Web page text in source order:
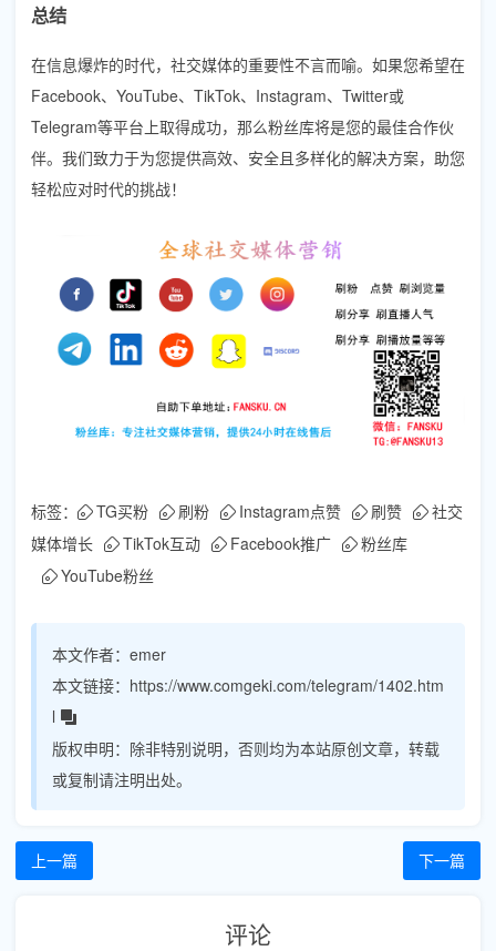
总结
在信息爆炸的时代，社交媒体的重要性不言而喻。如果您希望在
Facebook、YouTube、TikTok、Instagram、Twitter或
Telegram等平台上取得成功，那么粉丝库将是您的最佳合作伙
伴。我们致力于为您提供高效、安全且多样化的解决方案，助您
轻松应对时代的挑战！
标签： TG买粉 刷粉 Instagram点赞 刷赞
社交
媒体增长
TikTok互动 Facebook推广
粉丝库
YouTube粉丝
本文作者： emer
本文链接： https://www.comgeki.com/telegram/1402.htm
l
版权申明： 除非特别说明，否则均为本站原创文章，转载
或复制请注明出处。
上一篇 下一篇
评论